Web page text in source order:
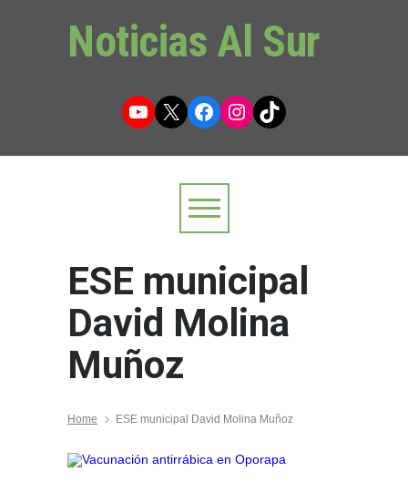
Noticias Al Sur
YouTube
X Facebook
Instagram
TikTok
ESE municipal
David Molina
Muñoz
Home ESE municipal David Molina Muñoz